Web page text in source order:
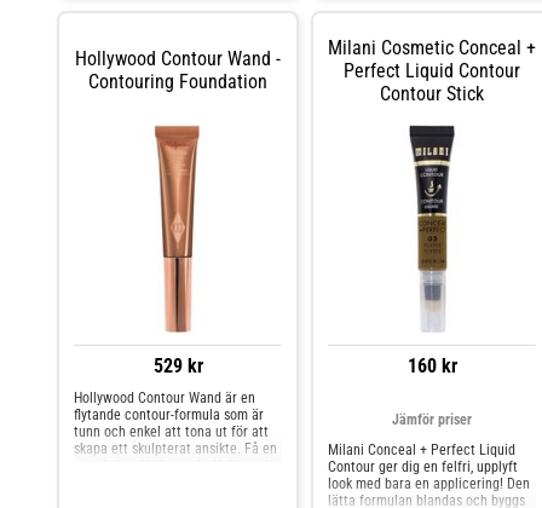
Hollywood Contour Wand -
Contouring Foundation
529 kr
Hollywood Contour Wand är en
flytande contour-formula som är
tunn och enkel att tona ut för att
skapa ett skulpterat ansikte. Få en
Milani Cosmetic Conceal +
Perfect Liquid Contour
Contour Stick
160 kr
Jämför priser
Milani Conceal + Perfect Liquid
Contour ger dig en felfri, upplyft
look med bara en applicering! Den
lätta formulan blandas och byggs